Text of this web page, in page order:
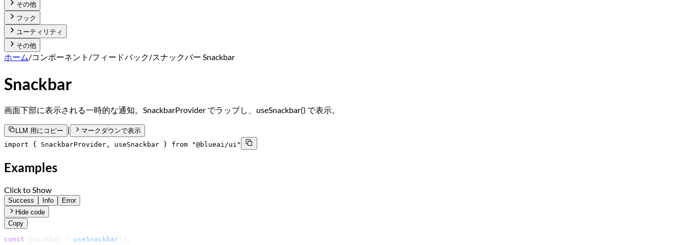
その他
フック
ユーティリティ
その他
ホーム/コンポーネント /フィードバック/スナックバー Snackbar
Snackbar
画面下部に表示される一時的な通知。SnackbarProvider でラップし、useSnackbar() で表示。
LLM 用にコピー |
マークダウンで表示
import { SnackbarProvider, useSnackbar } from "@blueai/ui"
Examples
Click to Show
Success Info
Error
Hide code
Copy
const snackbar = useSnackbar ();